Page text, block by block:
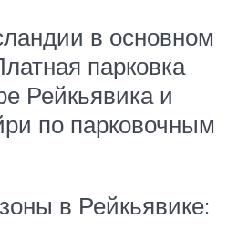
в основном
парковка
Рейкьявика и
по парковочным
в Рейкьявике: